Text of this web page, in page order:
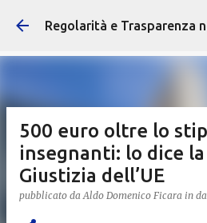
Passa ai
500 euro oltre lo
insegnanti: lo dice
Giustizia dell’UE
pubblicato daAldo Domenico Ficara in